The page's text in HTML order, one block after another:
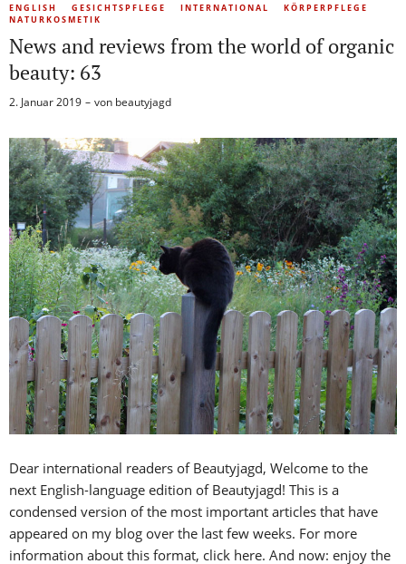
ENGLISH GESICHTSPFLEGE INTERNATIONAL
KÖRPERPFLEGE
NATURKOSMETIK
News and reviews from the world of organic
beauty: 63
2. Januar 2019 von beautyjagd
Dear international readers of Beautyjagd, Welcome to the
next English-language edition of Beautyjagd! This is a
condensed version of the most important articles that have
appeared on my blog over the last few weeks. For more
information about this format, click here. And now: enjoy the